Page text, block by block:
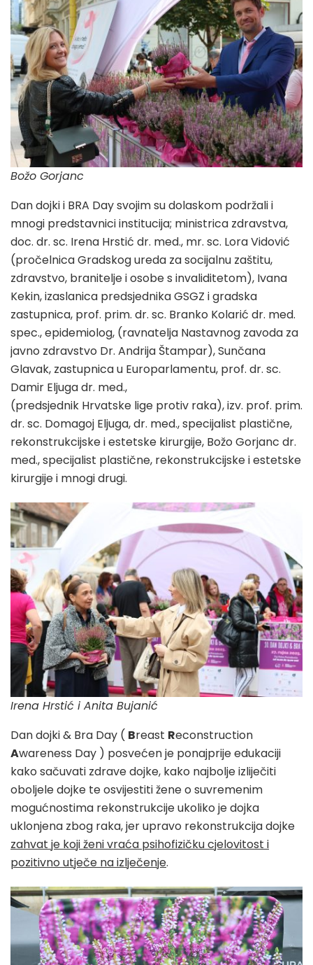
Božo Gorjanc
Dan dojki i BRA Day svojim su dolaskom podržali i
mnogi predstavnici institucija; ministrica zdravstva,
doc. dr. sc. Irena Hrstić dr. med., mr. sc. Lora Vidović
(pročelnica Gradskog ureda za socijalnu zaštitu,
zdravstvo, branitelje i osobe s invaliditetom), Ivana
Kekin, izaslanica predsjednika GSGZ i gradska
zastupnica, prof. prim. dr. sc. Branko Kolarić dr. med.
spec., epidemiolog, (ravnatelja Nastavnog zavoda za
javno zdravstvo Dr. Andrija Štampar), Sunčana
Glavak, zastupnica u Europarlamentu, prof. dr. sc.
Damir Eljuga dr. med.,
(predsjednik Hrvatske lige protiv raka), izv. prof. prim.
dr. sc. Domagoj Eljuga, dr. med., specijalist plastične,
rekonstrukcijske i estetske kirurgije, Božo Gorjanc dr.
med., specijalist plastične, rekonstrukcijske i estetske
kirurgije i mnogi drugi.
Irena Hrstić i Anita Bujanić
Dan dojki & Bra Day ( Breast Reconstruction
Awareness Day ) posvećen je ponajprije edukaciji
kako sačuvati zdrave dojke, kako najbolje izliječiti
oboljele dojke te osvijestiti žene o suvremenim
mogućnostima rekonstrukcije ukoliko je dojka
uklonjena zbog raka, jer upravo rekonstrukcija dojke
zahvat je koji ženi vraća psihofizičku cjelovitost i
pozitivno utječe na izlječenje.